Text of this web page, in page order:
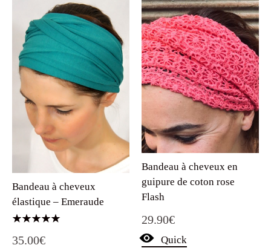
Bandeau à cheveux
élastique – Emeraude
5.00
35.00€
Bandeau à cheveux en
guipure de coton rose
Flash
29.90€
Quick